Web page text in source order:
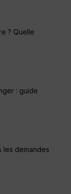
? Quelle
: guide
les demandes